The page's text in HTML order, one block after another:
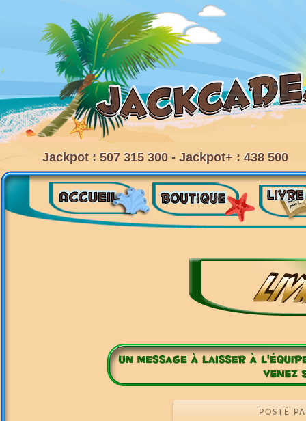
Jackpot : 507 315 300 - Jackpot+ : 438 500
POSTÉ